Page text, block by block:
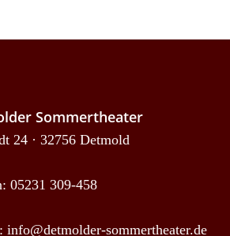
Sommertheater
24 · 32756 Detmold
05231 309-458
info@detmolder-sommertheater.de